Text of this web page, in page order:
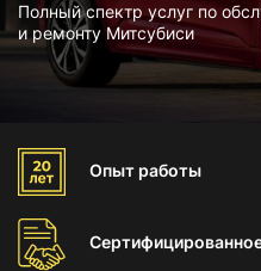
Полный спектр услуг по
и ремонту Митсубиси
Опыт работы